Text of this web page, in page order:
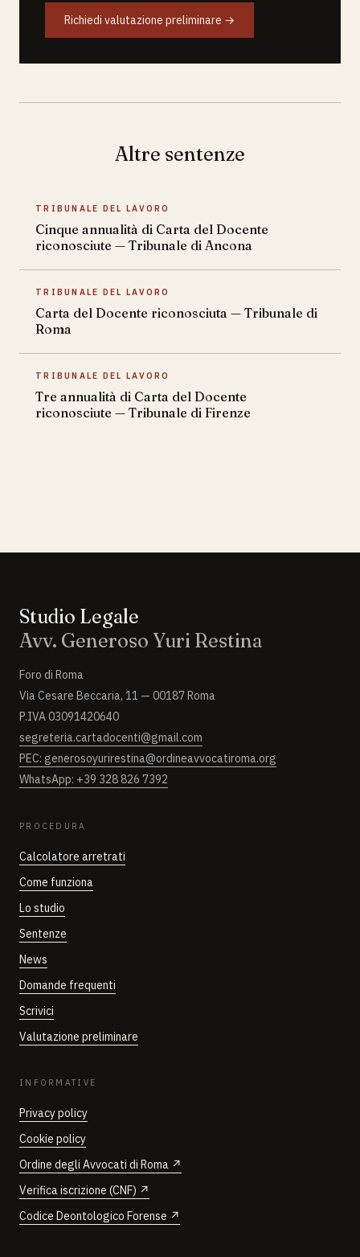
Richiedi valutazione preliminare →
Altre sentenze
TRIBUNALE DEL LAVORO
Cinque annualità di Carta del Docente
riconosciute — Tribunale di Ancona
TRIBUNALE DEL LAVORO
Carta del Docente riconosciuta — Tribunale di
Roma
TRIBUNALE DEL LAVORO
Tre annualità di Carta del Docente
riconosciute — Tribunale di Firenze
Studio Legale
Avv. Generoso Yuri Restina
Foro di Roma
Via Cesare Beccaria, 11 — 00187 Roma
P.IVA 03091420640
segreteria.cartadocenti@gmail.com
PEC: generosoyurirestina@ordineavvocatiroma.org
WhatsApp: +39 328 826 7392
PROCEDURA
Calcolatore arretrati
Come funziona
Lo studio
Sentenze
News
Domande frequenti
Scrivici
Valutazione preliminare
INFORMATIVE
Privacy policy
Cookie policy
Ordine degli Avvocati di Roma ↗
Verifica iscrizione (CNF) ↗
Codice Deontologico Forense ↗